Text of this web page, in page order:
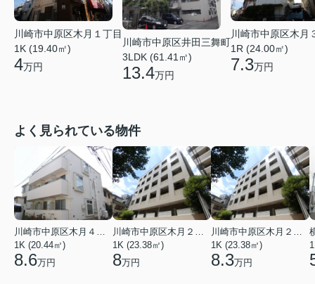
川崎市中原区木月１丁目
1K (19.40㎡)
4万円
川崎市中原区井田三舞町
3LDK (61.41㎡)
13.4万円
川崎市中原区木月
1R (24.00㎡)
7.3万円
よく見られている物件
川崎市中原区木月４丁目
1K (20.44㎡)
8.6万円
川崎市中原区木月２丁目
1K (23.38㎡)
8万円
川崎市中原区木月２丁目
1K (23.38㎡)
8.3万円